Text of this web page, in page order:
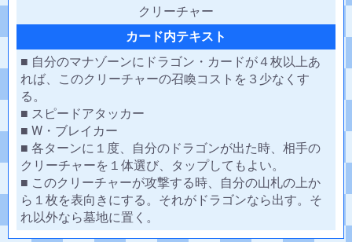
クリーチャー
カード内テキスト
■ 自分のマナゾーンにドラゴン・カードが４枚以上あ
れば、このクリーチャーの召喚コストを３少なくす
る。
■ スピードアタッカー
■ W・ブレイカー
■ 各ターンに１度、自分のドラゴンが出た時、相手の
クリーチャーを１体選び、タップしてもよい。
■ このクリーチャーが攻撃する時、自分の山札の上か
ら１枚を表向きにする。それがドラゴンなら出す。そ
れ以外なら墓地に置く。